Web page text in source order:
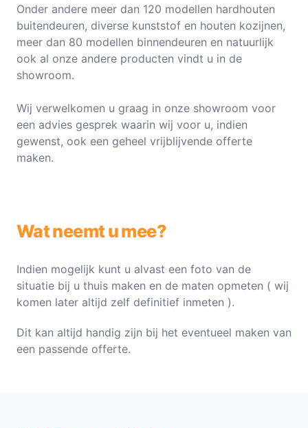
Onder andere meer dan 120 modellen hardhouten
buitendeuren, diverse kunststof en houten kozijnen,
meer dan 80 modellen binnendeuren en natuurlijk
ook al onze andere producten vindt u in de
showroom.
Wij verwelkomen u graag in onze showroom voor
een advies gesprek waarin wij voor u, indien
gewenst, ook een geheel vrijblijvende offerte
maken.
Wat neemt u mee?
Indien mogelijk kunt u alvast een foto van de
situatie bij u thuis maken en de maten opmeten ( wij
komen later altijd zelf definitief inmeten ).
Dit kan altijd handig zijn bij het eventueel maken van
een passende offerte.